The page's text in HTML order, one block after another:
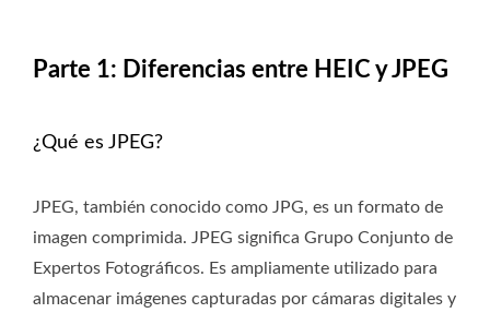
Parte 1: Diferencias entre HEIC y JPEG
¿Qué es JPEG?
JPEG, también conocido como JPG, es un formato de
imagen comprimida. JPEG significa Grupo Conjunto de
Expertos Fotográficos. Es ampliamente utilizado para
almacenar imágenes capturadas por cámaras digitales y